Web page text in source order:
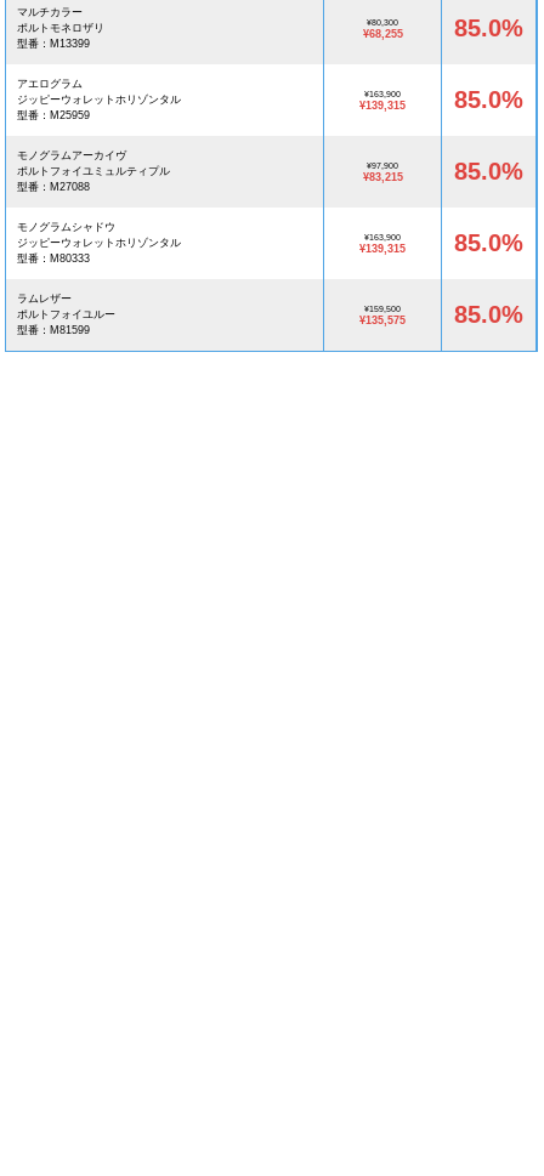
マルチカラー
ポルトモネロザリ
型番：M13399
¥80,300
¥68,255 85.0%
アエログラム
ジッピーウォレットホリゾンタル
型番：M25959
¥163,900
¥139,315 85.0%
モノグラムアーカイヴ
ポルトフォイユミュルティプル
型番：M27088
¥97,900
¥83,215 85.0%
モノグラムシャドウ
ジッピーウォレットホリゾンタル
型番：M80333
¥163,900
¥139,315 85.0%
ラムレザー
ポルトフォイユルー
型番：M81599
¥159,500
¥135,575 85.0%